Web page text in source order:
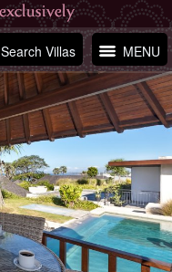
MENU
Search Villas